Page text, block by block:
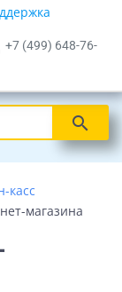
+7 (499) 648-76-
search
касс
магазина